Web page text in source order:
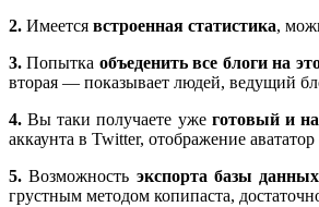
2. Имеется встроенная статистика,
3. Попытка объеденить все блоги на
вторая — показывает людей, ведущий
4. Вы таки получаете уже готовый и
аккаунта в Twitter, отображение
5. Возможность экспорта базы
грустным методом копипаста,